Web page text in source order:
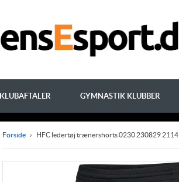
KLUBAFTALER GYMNASTIK KLUBBER
Forside › HFC ledertøj trænershorts 0230 230829 2114